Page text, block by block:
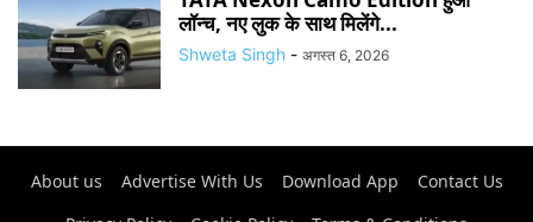
लॉन्च, नए लुक के साथ मिलेंगे...
Shweta Singh - अगस्त 6, 2026
About us Advertise With Us Download App
Contact Us